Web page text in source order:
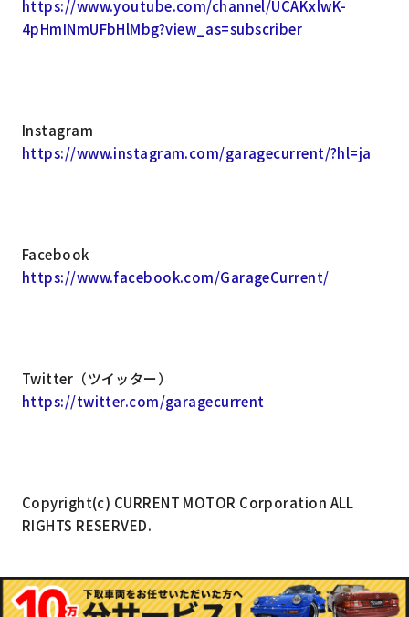
https://www.youtube.com/channel/UCAKxlwK-
4pHmINmUFbHlMbg?view_as=subscriber
Instagram
https://www.instagram.com/garagecurrent/?hl=ja
Facebook
https://www.facebook.com/GarageCurrent/
Twitter（ツイッター）
https://twitter.com/garagecurrent
Copyright(c) CURRENT MOTOR Corporation ALL
RIGHTS RESERVED.